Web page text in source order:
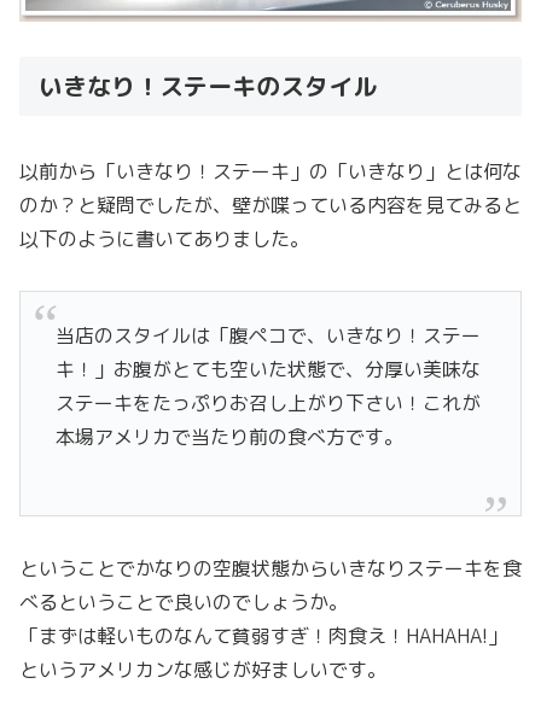
いきなり！ステーキのスタイル
以前から「いきなり！ステーキ」の「いきなり」とは何な
のか？と疑問でしたが、壁が喋っている内容を見てみると
以下のように書いてありました。
当店のスタイルは「腹ペコで、いきなり！ステー
キ！」お腹がとても空いた状態で、分厚い美味な
ステーキをたっぷりお召し上がり下さい！これが
本場アメリカで当たり前の食べ方です。
ということでかなりの空腹状態からいきなりステーキを食
べるということで良いのでしょうか。
「まずは軽いものなんて貧弱すぎ！肉食え！HAHAHA!」
というアメリカンな感じが好ましいです。